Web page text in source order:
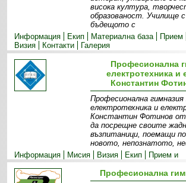
висока култура,
образованост. Училище с
бъдещото с
Информация
Екип Материална база Прием
Визия
Контакти Галерия
Професионална
електротехника и
Константин
Професионална гимназия
електротехника и
Константин Фотинов
да посрещне своите
възпитаници, поемащи
новото, непознатото,
Информация
Мисия Визия Екип
Прием и
специалности
Допълнителни дейности
Професионална